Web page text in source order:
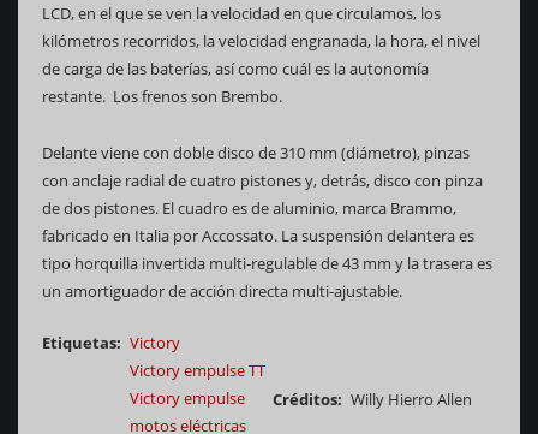
LCD, en el que se ven la velocidad en que circulamos, los
kilómetros recorridos, la velocidad engranada, la hora, el nivel
de carga de las baterías, así como cuál es la autonomía
restante. Los frenos son Brembo.
Delante viene con doble disco de 310 mm (diámetro), pinzas
con anclaje radial de cuatro pistones y, detrás, disco con pinza
de dos pistones. El cuadro es de aluminio, marca Brammo,
fabricado en Italia por Accossato. La suspensión delantera es
tipo horquilla invertida multi-regulable de 43 mm y la trasera es
un amortiguador de acción directa multi-ajustable.
Etiquetas
Victory
Victory empulse TT
Victory empulse
motos eléctricas
Créditos Willy Hierro Allen